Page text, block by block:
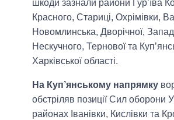
шкоди зазнали райони Гур’їва
Красного, Стариці, Охрімівки,
Новомлинська, Дворічної,
Нескучного, Тернової та
Харківської області.
На Куп’янському напрямку
обстріляв позиції Сил оборони
районах Іванівки, Кислівки та